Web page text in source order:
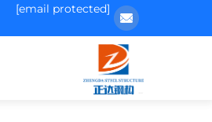
[email protected]